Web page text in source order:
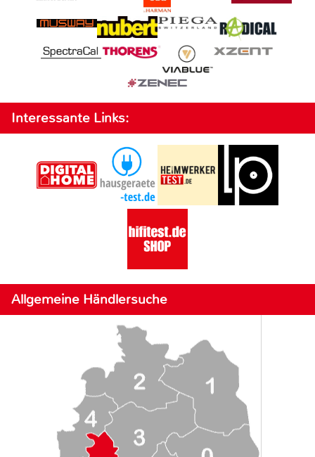
Interessante Links:
Allgemeine Händlersuche